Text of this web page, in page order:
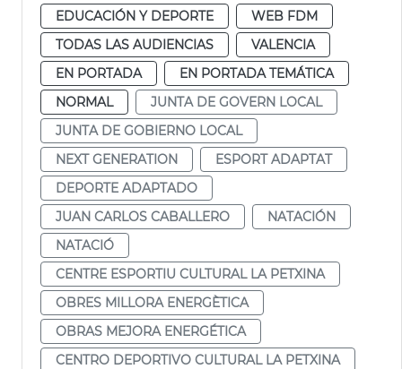
EDUCACIÓN Y DEPORTE
WEB FDM
TODAS LAS AUDIENCIAS
VALENCIA
EN PORTADA
EN PORTADA TEMÁTICA
NORMAL
JUNTA DE GOVERN LOCAL
JUNTA DE GOBIERNO LOCAL
NEXT GENERATION
ESPORT ADAPTAT
DEPORTE ADAPTADO
JUAN CARLOS CABALLERO
NATACIÓN
NATACIÓ
CENTRE ESPORTIU CULTURAL LA PETXINA
OBRES MILLORA ENERGÈTICA
OBRAS MEJORA ENERGÉTICA
CENTRO DEPORTIVO CULTURAL LA PETXINA